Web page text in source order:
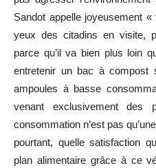
Sandot appelle joyeusement
yeux des citadins en visite,
parce qu’il va bien plus loin
entretenir un bac à compost
ampoules à basse
venant exclusivement des
consommation n’est pas
pourtant, quelle satisfaction
plan alimentaire grâce à ce